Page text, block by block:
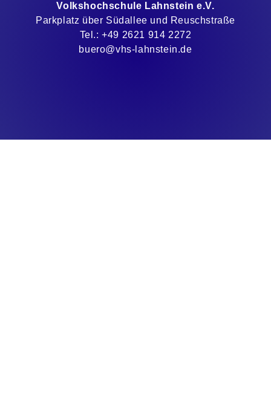
Volkshochschule Lahnstein e.V.
Parkplatz über Südallee und Reuschstraße
Tel.: +49 2621 914 2272
buero@vhs-lahnstein.de